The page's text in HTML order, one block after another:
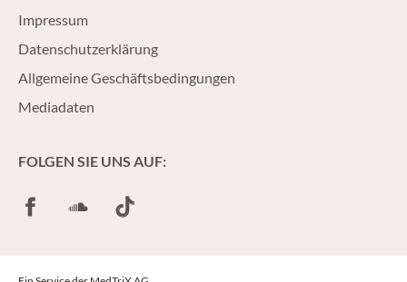
Impressum
Datenschutzerklärung
Allgemeine Geschäftsbedingungen
Mediadaten
FOLGEN SIE UNS AUF:
FacebookSoundCloud
TikTok